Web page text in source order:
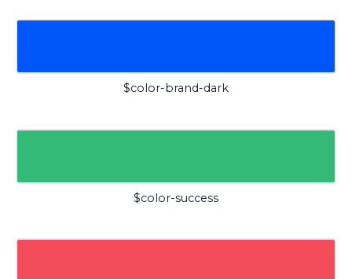
$color-brand-dark
$color-success